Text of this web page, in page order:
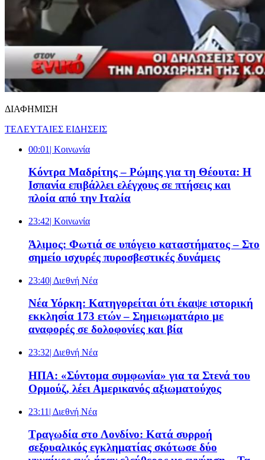
ΔΙΑΦΗΜΙΣΗ
ΤΕΛΕΥΤΑΙΕΣ ΕΙΔΗΣΕΙΣ
00:01 | Κοινωνία
Κόντρα Μαδρίτης – Ρώμης για τη Θέουτα: Η
Ισπανία επιβάλλει ελέγχους σε πτήσεις και
πλοία από την Ιταλία
23:42| Κοινωνία
Άλιμος: Φωτιά σε υπόγειο καταστήματος – Στο
σημείο ισχυρές πυροσβεστικές δυνάμεις
23:40| Διεθνή Νέα
Νέα Υόρκη: Κατηγορείται ότι έκαψε ιστορική
εκκλησία 173 ετών – Σημειωματάριο με
αναφορές σε δολοφονίες και βία
23:32| Διεθνή Νέα
ΗΠΑ: «Σύντομα συμφωνία» για τα Στενά του
Ορμούζ, λέει Αμερικανός αξιωματούχος
23:11 | Διεθνή Νέα
Τραγωδία στο Λονδίνο: Κατά συρροή
σεξουαλικός εγκληματίας σκότωσε δύο